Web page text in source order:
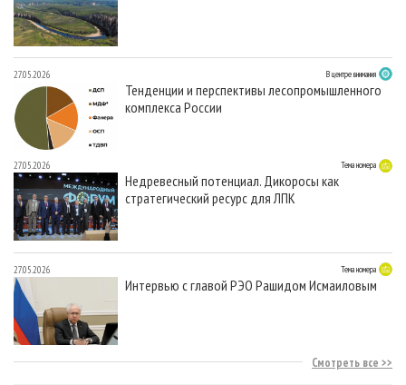
27.05.2026 В центре внимания
Тенденции и перспективы лесопромышленного
комплекса России
27.05.2026 Тема номера
Недревесный потенциал. Дикоросы как
стратегический ресурс для ЛПК
27.05.2026 Тема номера
Интервью с главой РЭО Рашидом Исмаиловым
Смотреть все